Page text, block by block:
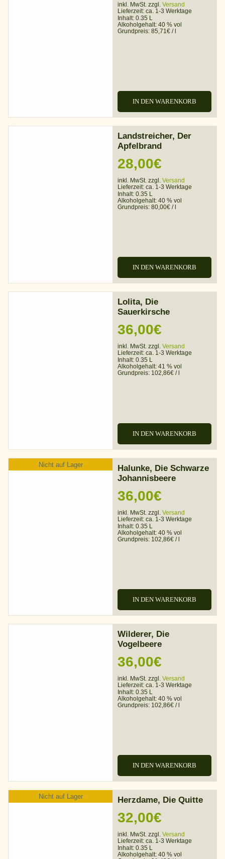
inkl. MwSt. zzgl. Versand
Lieferzeit: ca. 1-3 Werktage
Inhalt: 0.35 L
Alkoholgehalt: 40 % vol
Grundpreis: 85,71 € /l
IN DEN WARENKORB
Landstreicher, Der
Apfelbrand
28,00€
inkl. MwSt. zzgl. Versand
Lieferzeit: ca. 1-3 Werktage
Inhalt: 0.35 L
Alkoholgehalt: 40 % vol
Grundpreis: 80,00€ /
IN DEN WARENKORB
Lolita, Die
Sauerkirsche
36,00€
inkl. MwSt. zzgl. Versand
Lieferzeit: ca. 1-3 Werktage
Inhalt: 0.35 L
Alkoholgehalt: 41 % vol
Grundpreis: 102,86€ /
IN DEN WARENKORB
Nicht auf Lager
Halunke, Die Schwarze
Johannisbeere
36,00€
inkl. MwSt. zzgl. Versand
Lieferzeit: ca. 1-3 Werktage
Inhalt: 0.35 L
Alkoholgehalt: 40 % vol
Grundpreis: 102,86€ /l
IN DEN WARENKORB
Wilderer, Die
Vogelbeere
36,00€
inkl. MwSt. zzgl. Versand
Lieferzeit: ca. 1-3 Werktage
Inhalt: 0.35 L
Alkoholgehalt: 40 % vol
Grundpreis: 102,86€ /
IN DEN WARENKORB
Nicht auf Lager Herzdame, Die Quitte
32,00€
inkl. MwSt. zzgl. Versand
Lieferzeit: ca. 1-3 Werktage
Inhalt: 0.35 L
Alkoholgehalt: 40 % vol